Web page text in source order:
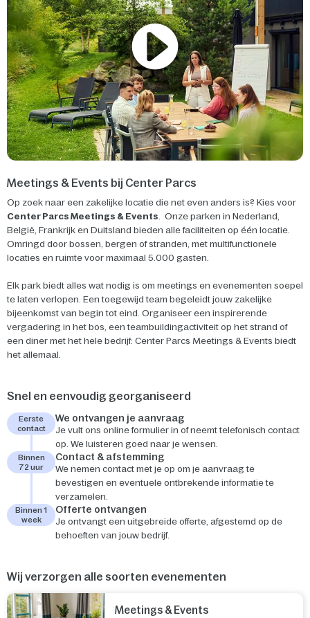
Meetings & Events bij Center Parcs
Op zoek naar een zakelijke locatie die net even anders is? Kies voor
Center Parcs Meetings & Events. Onze parken in Nederland,
België, Frankrijk en Duitsland bieden alle faciliteiten op één locatie.
Omringd door bossen, bergen of stranden, met multifunctionele
locaties en ruimte voor maximaal 5.000 gasten.
Elk park biedt alles wat nodig is om meetings en evenementen soepel
te laten verlopen. Een toegewijd team begeleidt jouw zakelijke
bijeenkomst van begin tot eind. Organiseer een inspirerende
vergadering in het bos, een teambuildingactiviteit op het strand of
een diner met het hele bedrijf: Center Parcs Meetings & Events biedt
het allemaal.
Snel en eenvoudig georganiseerd
Eerste
contact
We ontvangen je aanvraag
Je vult ons online formulier in of neemt telefonisch contact
op. We luisteren goed naar je wensen.
Binnen
72 uur
Contact & afstemming
We nemen contact met je op om je aanvraag te
bevestigen en eventuele ontbrekende informatie te
verzamelen.
Binnen 1
week
Offerte ontvangen
Je ontvangt een uitgebreide offerte, afgestemd op de
behoeften van jouw bedrijf.
Wij verzorgen alle soorten evenementen
Meetings & Events